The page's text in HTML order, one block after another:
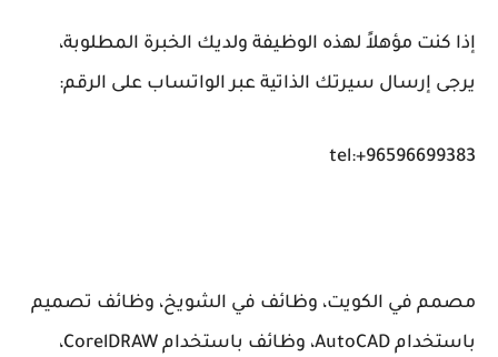
إذا كنت مؤهلاً لهذه الوظيفة ولديك الخبرة المطلوبة،
يرجى إرسال سيرتك الذاتية عبر الواتساب على الرقم:
tel:+96596699383
مصمم في الكويت، وظائف في الشويخ، وظائف تصميم
باستخدام AutoCAD، وظائف باستخدام CorelDRAW،